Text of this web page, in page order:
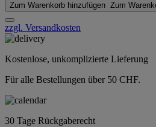
Zum Warenkorb hinzufügen Zum
zzgl. Versandkosten
Kostenlose, unkomplizierte Lieferung
Für alle Bestellungen über 50 CHF.
30 Tage Rückgaberecht